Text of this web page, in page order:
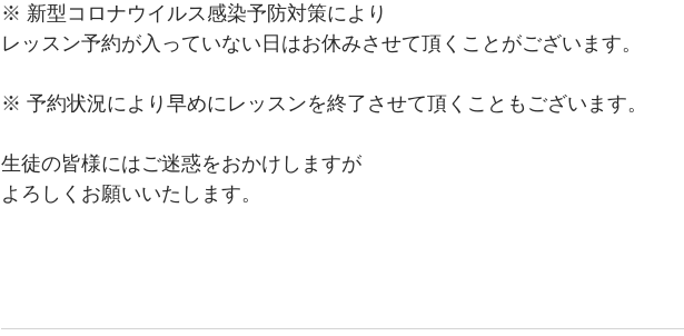
※ 新型コロナウイルス感染予防対策により
レッスン予約が入っていない日はお休みさせて頂くことがございます。
※ 予約状況により早めにレッスンを終了させて頂くこともございます。
生徒の皆様にはご迷惑をおかけしますが
よろしくお願いいたします。